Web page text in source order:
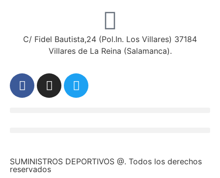
C/ Fidel Bautista,24 (Pol.In. Los Villares) 37184
Villares de La Reina (Salamanca).
SUMINISTROS DEPORTIVOS @. Todos los derechos
reservados